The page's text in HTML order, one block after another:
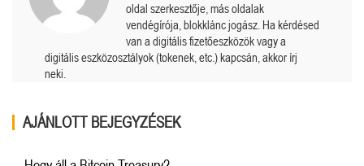
oldal szerkesztője, más oldalak
vendégírója, blokklánc jogász. Ha kérdésed
van a digitális fizetőeszközök vagy a
digitális eszközosztályok (tokenek, etc.) kapcsán, akkor írj
neki.
AJÁNLOTT BEJEGYZÉSEK